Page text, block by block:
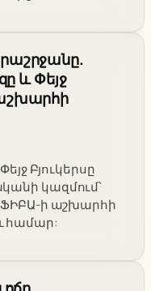
և Փեյջ
Բյուկերսը
կազմում՝
ՖԻԲԱ-ի աշխարհի
համար: